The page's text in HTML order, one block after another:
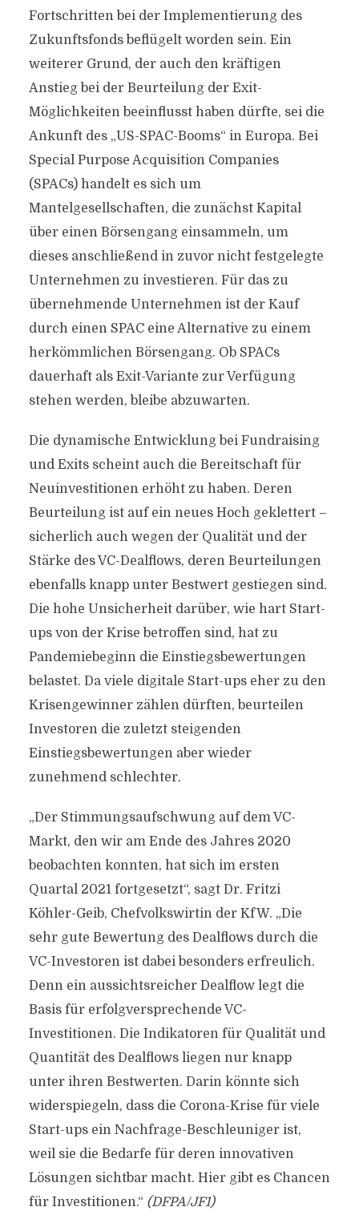
Fortschritten bei der Implementierung des
Zukunftsfonds beflügelt worden sein. Ein
weiterer Grund, der auch den kräftigen
Anstieg bei der Beurteilung der Exit-
Möglichkeiten beeinflusst haben dürfte, sei die
Ankunft des „US-SPAC-Booms“ in Europa. Bei
Special Purpose Acquisition Companies
(SPACs) handelt es sich um
Mantelgesellschaften, die zunächst Kapital
über einen Börsengang einsammeln, um
dieses anschließend in zuvor nicht festgelegte
Unternehmen zu investieren. Für das zu
übernehmende Unternehmen ist der Kauf
durch einen SPAC eine Alternative zu einem
herkömmlichen Börsengang. Ob SPACs
dauerhaft als Exit-Variante zur Verfügung
stehen werden, bleibe abzuwarten.
Die dynamische Entwicklung bei Fundraising
und Exits scheint auch die Bereitschaft für
Neuinvestitionen erhöht zu haben. Deren
Beurteilung ist auf ein neues Hoch geklettert –
sicherlich auch wegen der Qualität und der
Stärke des VC-Dealflows, deren Beurteilungen
ebenfalls knapp unter Bestwert gestiegen sind.
Die hohe Unsicherheit darüber, wie hart Start-
ups von der Krise betroffen sind, hat zu
Pandemiebeginn die Einstiegsbewertungen
belastet. Da viele digitale Start-ups eher zu den
Krisengewinner zählen dürften, beurteilen
Investoren die zuletzt steigenden
Einstiegsbewertungen aber wieder
zunehmend schlechter.
„Der Stimmungsaufschwung auf dem VC-
Markt, den wir am Ende des Jahres 2020
beobachten konnten, hat sich im ersten
Quartal 2021 fortgesetzt“, sagt Dr. Fritzi
Köhler-Geib, Chefvolkswirtin der KfW. „Die
sehr gute Bewertung des Dealflows durch die
VC-Investoren ist dabei besonders erfreulich.
Denn ein aussichtsreicher Dealflow legt die
Basis für erfolgversprechende VC-
Investitionen. Die Indikatoren für Qualität und
Quantität des Dealflows liegen nur knapp
unter ihren Bestwerten. Darin könnte sich
widerspiegeln, dass die Corona-Krise für viele
Start-ups ein Nachfrage-Beschleuniger ist,
weil sie die Bedarfe für deren innovativen
Lösungen sichtbar macht. Hier gibt es Chancen
für Investitionen.“ (DFPA/JF1)